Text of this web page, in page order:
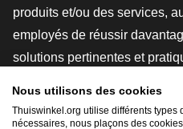
produits et/ou des services,
employés de réussir
solutions pertinentes et
conseils juridiques, des
études de marché, et nous
Nous utilisons des cookies
Thuiswinkel.org utilise différents types
nécessaires, nous plaçons des